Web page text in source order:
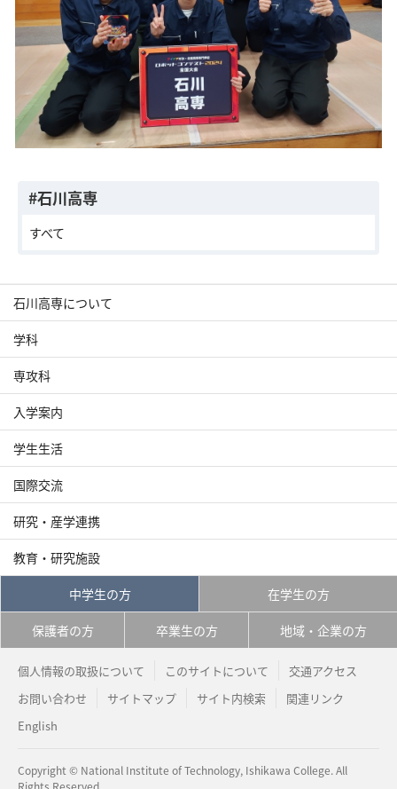
#石川高専
すべて
石川高専について
学科
専攻科
入学案内
学生生活
国際交流
研究・産学連携
教育・研究施設
中学生の方 在学生の方
保護者の方 卒業生の方 地域・企業の方
個人情報の取扱について このサイトについて
交通アクセス
お問い合わせ
サイトマップ サイト内検索
関連リンク
English
Copyright © National Institute of Technology, Ishikawa College. All
Rights Reserved.